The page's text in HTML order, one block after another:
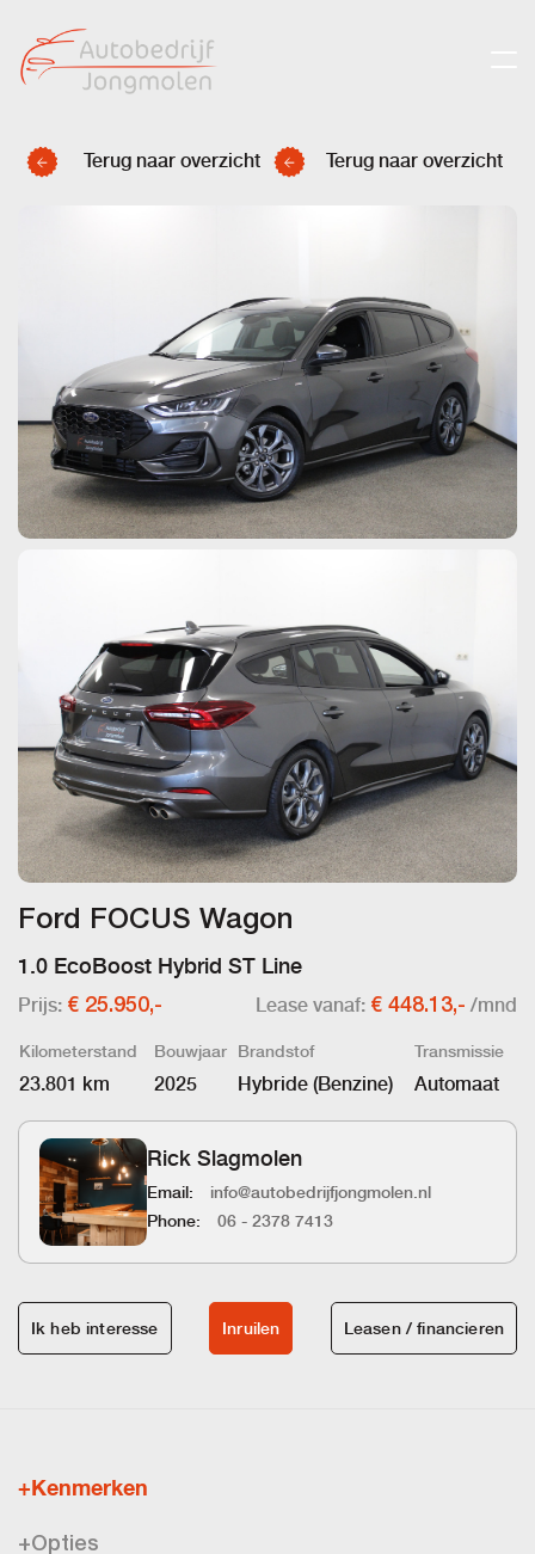
Terug naar overzicht Terug naar overzicht
Ford FOCUS Wagon
1.0 EcoBoost Hybrid ST Line
Prijs: € 25.950,- Lease vanaf: € 448.13,- /mnd
Kilometerstand
23.801 km
Bouwjaar
2025
Brandstof
Hybride (Benzine)
Transmissie
Automaat
Rick Slagmolen
Email:
info@autobedrijfjongmolen.nl
Phone:
06 - 2378 7413
Ik heb interesse Inruilen Leasen / financieren
+Kenmerken
+Opties